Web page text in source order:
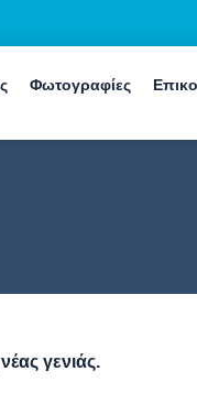
Φωτογραφίες
γενιάς.